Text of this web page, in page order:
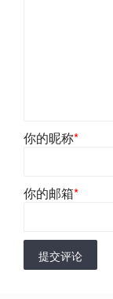
你的昵称*
你的邮箱*
提交评论